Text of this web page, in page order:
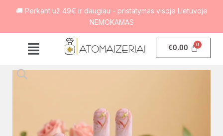
🚚 Perkant už 49€ ir daugiau - pristatymas visoje Lietuvoje
NEMOKAMAS
€0.00